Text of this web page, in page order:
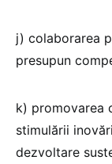
j) colaborarea
presupun
k) promovarea
stimulării
dezvoltare